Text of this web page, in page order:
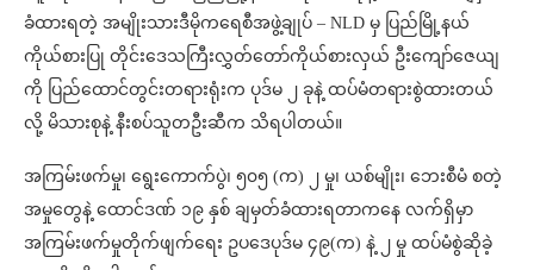
ခံထားရတဲ့ အမျိုးသားဒီမိုကရေစီအဖွဲ့ချုပ် – NLD မှ ပြည်မြို့နယ်
ကိုယ်စားပြု တိုင်းဒေသကြီးလွှတ်တော်ကိုယ်စားလှယ် ဦးကျော်ဇေယျ
ကို ပြည်ထောင်တွင်းတရားရုံးက ပုဒ်မ ၂ ခုနဲ့ ထပ်မံတရားစွဲထားတယ်
လို့ မိသားစုနဲ့ နီးစပ်သူတဦးဆီက သိရပါတယ်။
အကြမ်းဖက်မှု၊ ရွေးကောက်ပွဲ၊ ၅၀၅ (က) ၂ မှု၊ ယစ်မျိုး၊ ဘေးစီမံ စတဲ့
အမှုတွေနဲ့ ထောင်ဒဏ် ၁၉ နှစ် ချမှတ်ခံထားရတာကနေ လက်ရှိမှာ
အကြမ်းဖက်မှုတိုက်ဖျက်ရေး ဥပဒေပုဒ်မ ၄၉(က) နဲ့ ၂ မှု ထပ်မံစွဲဆိုခဲ့